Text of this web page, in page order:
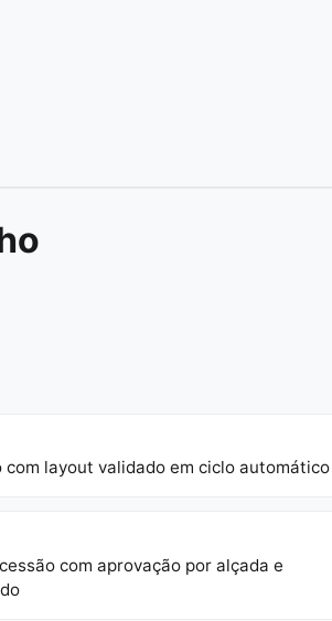
com layout validado em ciclo automático
com aprovação por alçada e